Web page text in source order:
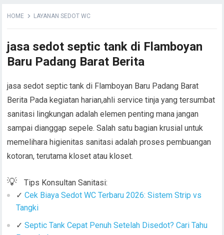
HOME LAYANAN SEDOT WC
jasa sedot septic tank di Flamboyan
Baru Padang Barat Berita
jasa sedot septic tank di Flamboyan Baru Padang Barat
Berita Pada kegiatan harian,ahli service tinja yang tersumbat
sanitasi lingkungan adalah elemen penting mana jangan
sampai dianggap sepele. Salah satu bagian krusial untuk
memelihara higienitas sanitasi adalah proses pembuangan
kotoran, terutama kloset atau kloset.
💡
Tips Konsultan Sanitasi:
✓ Cek Biaya Sedot WC Terbaru 2026: Sistem Strip vs
Tangki
✓ Septic Tank Cepat Penuh Setelah Disedot? Cari Tahu